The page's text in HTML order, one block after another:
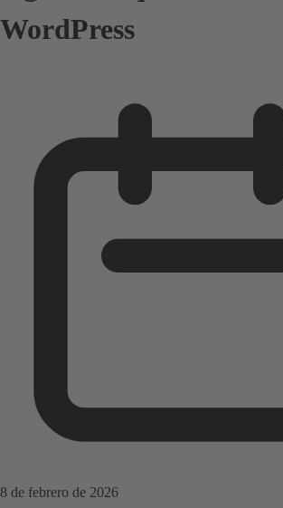
WordPress
8 de febrero de 2026